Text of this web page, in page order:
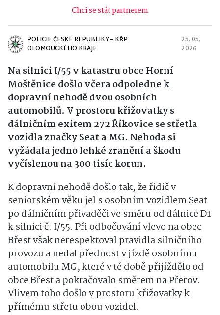
Chci se stát partnerem
POLICIE ČESKÉ REPUBLIKY – KŘP
OLOMOUCKÉHO KRAJE
25. 05.
2026
Na silnici I/55 v katastru obce Horní
Moštěnice došlo včera odpoledne k
dopravní nehodě dvou osobních
automobilů. V prostoru křižovatky s
dálničním exitem 272 Říkovice se střetla
vozidla značky Seat a MG. Nehoda si
vyžádala jedno lehké zranění a škodu
vyčíslenou na 300 tisíc korun.
K dopravní nehodě došlo tak, že řidič v
seniorském věku jel s osobním vozidlem Seat
po dálničním přivaděči ve směru od dálnice D1
k silnici č. I/55. Při odbočování vlevo na obec
Břest však nerespektoval pravidla silničního
provozu a nedal přednost v jízdě osobnímu
automobilu MG, které v té době přijíždělo od
obce Břest a pokračovalo směrem na Přerov.
Vlivem toho došlo v prostoru křižovatky k
přímému střetu obou vozidel.